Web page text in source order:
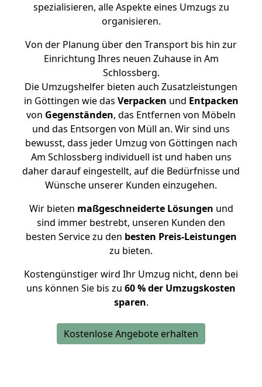
spezialisieren, alle Aspekte eines Umzugs zu
organisieren.
Von der Planung über den Transport bis hin zur
Einrichtung Ihres neuen Zuhause in Am
Schlossberg.
Die Umzugshelfer bieten auch Zusatzleistungen
in Göttingen wie das Verpacken und Entpacken
von Gegenständen, das Entfernen von Möbeln
und das Entsorgen von Müll an. Wir sind uns
bewusst, dass jeder Umzug von Göttingen nach
Am Schlossberg individuell ist und haben uns
daher darauf eingestellt, auf die Bedürfnisse und
Wünsche unserer Kunden einzugehen.
Wir bieten maßgeschneiderte Lösungen und
sind immer bestrebt, unseren Kunden den
besten Service zu den besten Preis-Leistungen
zu bieten.
Kostengünstiger wird Ihr Umzug nicht, denn bei
uns können Sie bis zu 60 % der Umzugskosten
sparen.
Kostenlose Angebote erhalten